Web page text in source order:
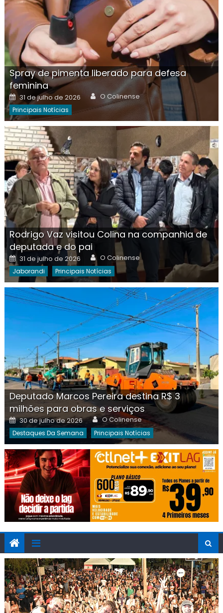
Spray de pimenta liberado para defesa
feminina
Posted
on
31 de julho de 2026 Author
O Colinense
Principais Notícias
Rodrigo Vaz visitou Colina na companhia de
deputada e do pai
Posted
on
31 de julho de 2026 Author
O Colinense
Jaborandi Principais Notícias
Deputado Marcos Pereira destina R$ 3
milhões para obras e serviços
Posted
on
30 de julho de 2026 Author
O Colinense
Destaques Da Semana Principais Notícias